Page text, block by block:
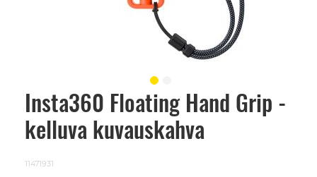
Insta360 Floating Hand Grip -
kelluva kuvauskahva
11471931
Skip
beginning
images